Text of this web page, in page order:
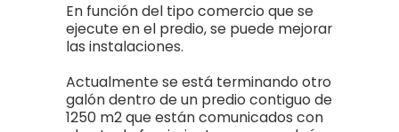
En función del tipo comercio que se
ejecute en el predio, se puede mejorar
las instalaciones.
Actualmente se está terminando otro
galón dentro de un predio contiguo de
1250 m2 que están comunicados con